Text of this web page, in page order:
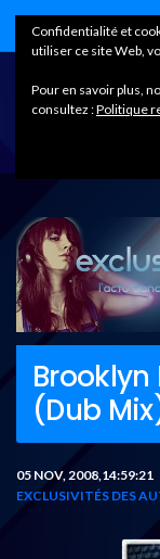
(Dub
05 NOV, 2008,14:59:21
EXCLUSIVITÉS DES
Confidentialité et
utiliser ce site Web,
Pour en savoir plus,
consultez :Politique